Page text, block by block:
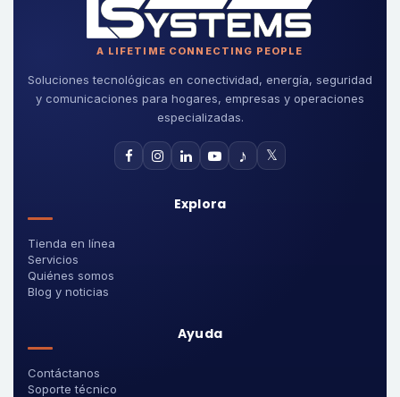
A LIFETIME CONNECTING PEOPLE
Soluciones tecnológicas en conectividad, energía, seguridad
y comunicaciones para hogares, empresas y operaciones
especializadas.
♪ 𝕏
Explora
Tienda en línea
Servicios
Quiénes somos
Blog y noticias
Ayuda
Contáctanos
Soporte técnico